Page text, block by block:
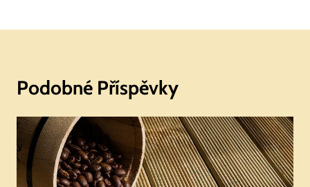
Podobné Příspěvky